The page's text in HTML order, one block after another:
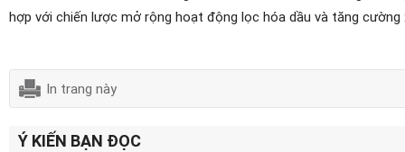
hợp với chiến lược mở rộng hoạt động lọc hóa dầu và tăng
In trang này
Ý KIẾN BẠN ĐỌC